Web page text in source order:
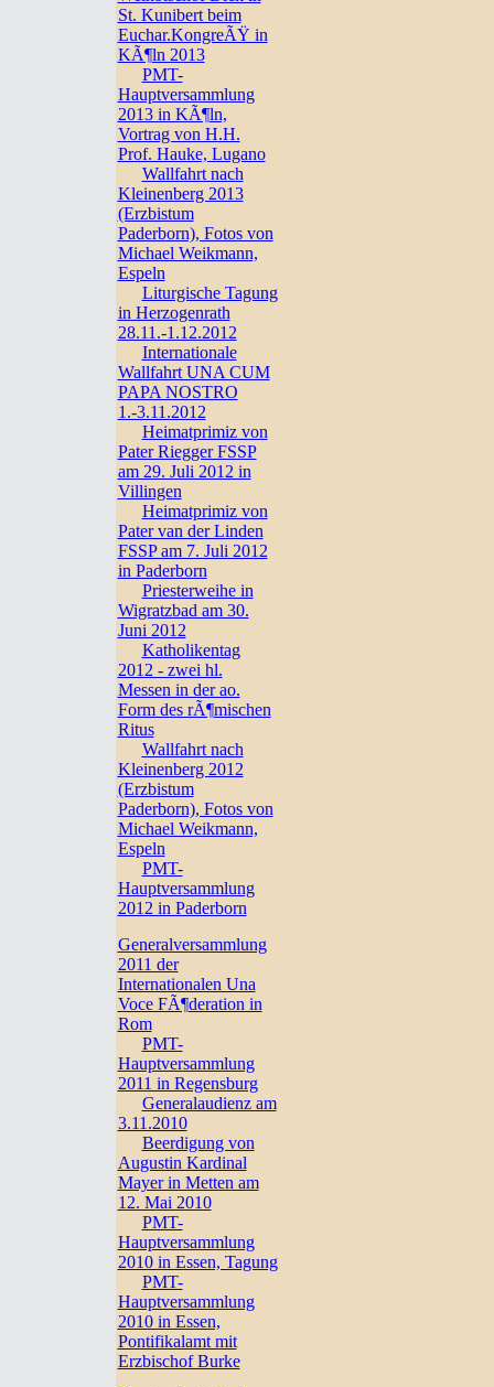
St. Kunibert beim
Euchar.KongreÃŸ in
KÃ¶ln 2013
PMT-
Hauptversammlung
2013 in KÃ¶ln,
Vortrag von H.H.
Prof. Hauke, Lugano
Wallfahrt nach
Kleinenberg 2013
(Erzbistum
Paderborn), Fotos von
Michael Weikmann,
Espeln
Liturgische Tagung
in Herzogenrath
28.11.-1.12.2012
Internationale
Wallfahrt UNA CUM
PAPA NOSTRO
1.-3.11.2012
Heimatprimiz von
Pater Riegger FSSP
am 29. Juli 2012 in
Villingen
Heimatprimiz von
Pater van der Linden
FSSP am 7. Juli 2012
in Paderborn
Priesterweihe in
Wigratzbad am 30.
Juni 2012
Katholikentag
2012 - zwei hl.
Messen in der ao.
Form des rÃ¶mischen
Ritus
Wallfahrt nach
Kleinenberg 2012
(Erzbistum
Paderborn), Fotos von
Michael Weikmann,
Espeln
PMT-
Hauptversammlung
2012 in Paderborn
Generalversammlung
2011 der
Internationalen Una
Voce FÃ¶deration in
Rom
PMT-
Hauptversammlung
2011 in Regensburg
Generalaudienz am
3.11.2010
Beerdigung von
Augustin Kardinal
Mayer in Metten am
12. Mai 2010
PMT-
Hauptversammlung
2010 in Essen, Tagung
PMT-
Hauptversammlung
2010 in Essen,
Pontifikalamt mit
Erzbischof Burke